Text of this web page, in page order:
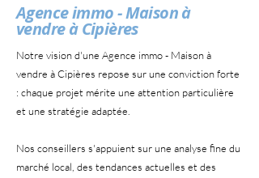
Agence immo - Maison à
vendre à Cipières
Notre vision d'une Agence immo - Maison à
vendre à Cipières repose sur une conviction forte
: chaque projet mérite une attention particulière
et une stratégie adaptée.
Nos conseillers s'appuient sur une analyse fine du
marché local, des tendances actuelles et des